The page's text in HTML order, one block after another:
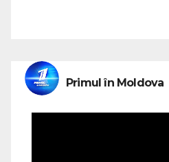
Primul în Moldova